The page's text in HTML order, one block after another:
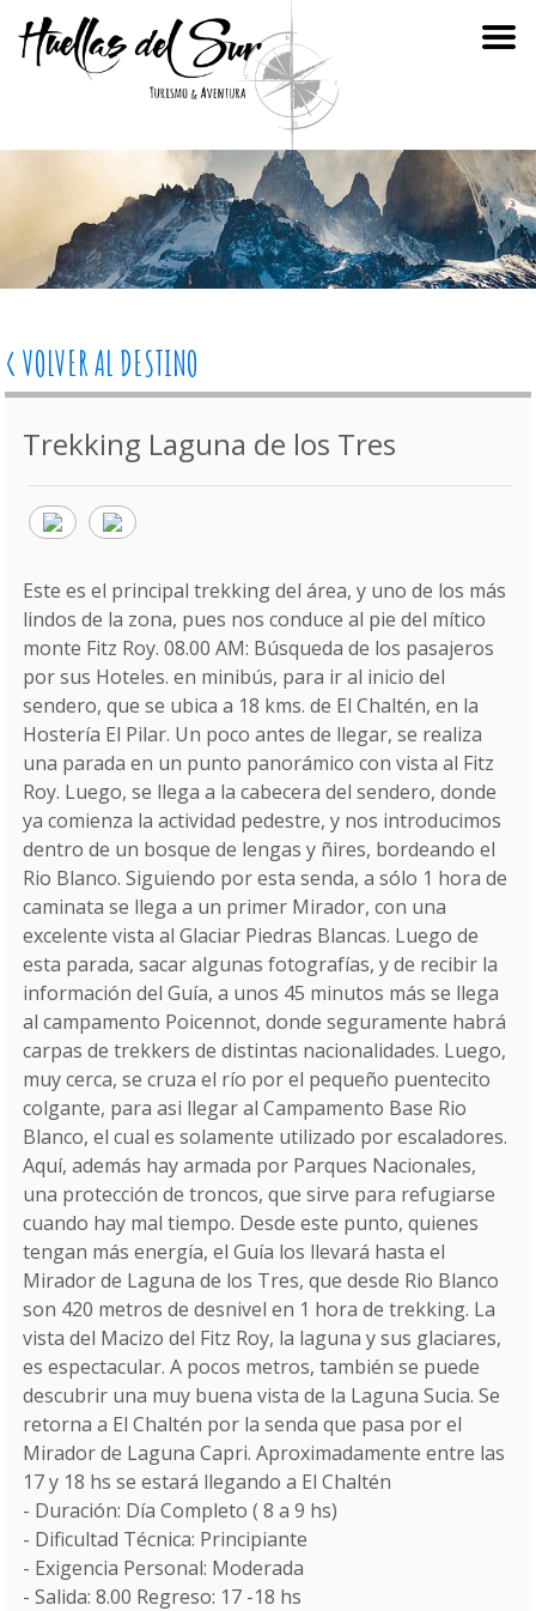
< VOLVER AL DESTINO
Trekking Laguna de los Tres
Este es el principal trekking del área, y uno de los más
lindos de la zona, pues nos conduce al pie del mítico
monte Fitz Roy. 08.00 AM: Búsqueda de los pasajeros
por sus Hoteles. en minibús, para ir al inicio del
sendero, que se ubica a 18 kms. de El Chaltén, en la
Hostería El Pilar. Un poco antes de llegar, se realiza
una parada en un punto panorámico con vista al Fitz
Roy. Luego, se llega a la cabecera del sendero, donde
ya comienza la actividad pedestre, y nos introducimos
dentro de un bosque de lengas y ñires, bordeando el
Rio Blanco. Siguiendo por esta senda, a sólo 1 hora de
caminata se llega a un primer Mirador, con una
excelente vista al Glaciar Piedras Blancas. Luego de
esta parada, sacar algunas fotografías, y de recibir la
información del Guía, a unos 45 minutos más se llega
al campamento Poicennot, donde seguramente habrá
carpas de trekkers de distintas nacionalidades. Luego,
muy cerca, se cruza el río por el pequeño puentecito
colgante, para asi llegar al Campamento Base Rio
Blanco, el cual es solamente utilizado por escaladores.
Aquí, además hay armada por Parques Nacionales,
una protección de troncos, que sirve para refugiarse
cuando hay mal tiempo. Desde este punto, quienes
tengan más energía, el Guía los llevará hasta el
Mirador de Laguna de los Tres, que desde Rio Blanco
son 420 metros de desnivel en 1 hora de trekking. La
vista del Macizo del Fitz Roy, la laguna y sus glaciares,
es espectacular. A pocos metros, también se puede
descubrir una muy buena vista de la Laguna Sucia. Se
retorna a El Chaltén por la senda que pasa por el
Mirador de Laguna Capri. Aproximadamente entre las
17 y 18 hs se estará llegando a El Chaltén
- Duración: Día Completo ( 8 a 9 hs)
- Dificultad Técnica: Principiante
- Exigencia Personal: Moderada
- Salida: 8.00 Regreso: 17 -18 hs